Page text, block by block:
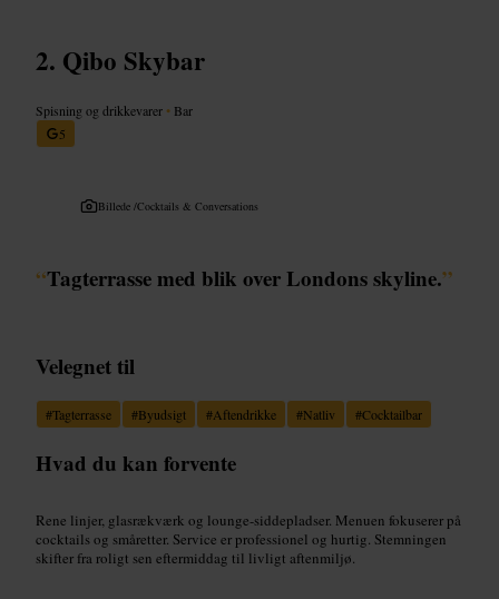
Qibo Skybar
Spisning og drikkevarer • Bar
5
Billede /Cocktails & Conversations
“Tagterrasse med blik over Londons skyline.”
Velegnet til
#Tagterrasse #Byudsigt #Aftendrikke #Natliv #Cocktailbar
Hvad du kan forvente
Rene linjer, glasrækværk og lounge-siddepladser. Menuen fokuserer på
cocktails og småretter. Service er professionel og hurtig. Stemningen
skifter fra roligt sen eftermiddag til livligt aftenmiljø.